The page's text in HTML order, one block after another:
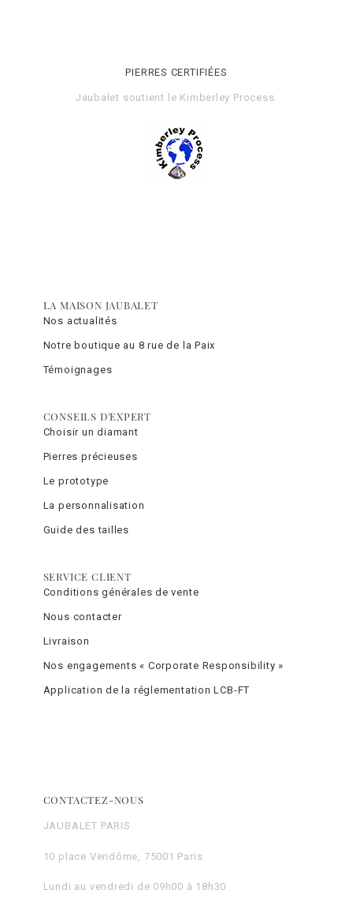
PIERRES CERTIFIÉES
Jaubalet soutient le Kimberley Process.
LA MAISON JAUBALET
Nos actualités
Notre boutique au 8 rue de la Paix
Témoignages
CONSEILS D'EXPERT
Choisir un diamant
Pierres précieuses
Le prototype
La personnalisation
Guide des tailles
SERVICE CLIENT
Conditions générales de vente
Nous contacter
Livraison
Nos engagements « Corporate Responsibility »
Application de la réglementation LCB-FT
CONTACTEZ-NOUS
JAUBALET PARIS
10 place Vendôme, 75001 Paris
Lundi au vendredi de 09h00 à 18h30